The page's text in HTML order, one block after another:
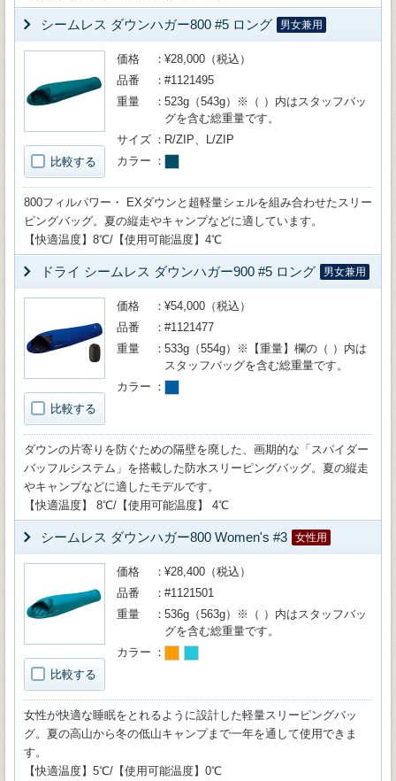
シームレス ダウンハガー800 #5 ロング 男女兼用
比較する
価格
¥28,000（税込）
品番
#1121495
重量
523g（543g）※（ ）内はスタッフバッ
グを含む総重量です。
サイズ
R/ZIP、L/ZIP
カラー
800フィルパワー・ EXダウンと超軽量シェルを組み合わせたスリー
ピングバッグ。夏の縦走やキャンプなどに適しています。
【快適温度】8℃/【使用可能温度】4℃
ドライ シームレス ダウンハガー900 #5 ロング 男女兼用
比較する
価格
¥54,000（税込）
品番
#1121477
重量
533g（554g）※【重量】欄の（ ）内は
スタッフバッグを含む総重量です。
カラー
ダウンの片寄りを防ぐための隔壁を廃した、画期的な「スパイダー
バッフルシステム」を搭載した防水スリーピングバッグ。夏の縦走
やキャンプなどに適したモデルです。
【快適温度】 8℃/【使用可能温度】 4℃
シームレス ダウンハガー800 Women's #3 女性用
比較する
価格
¥28,400（税込）
品番
#1121501
重量
536g（563g）※（ ）内はスタッフバッ
グを含む総重量です。
カラー
女性が快適な睡眠をとれるように設計した軽量スリーピングバッ
グ。夏の高山から冬の低山キャンプまで一年を通して使用できま
す。
【快適温度】5℃/【使用可能温度】0℃